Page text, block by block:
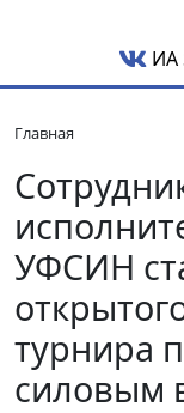
ИА
Главная
УФСИН
турнира
силовым